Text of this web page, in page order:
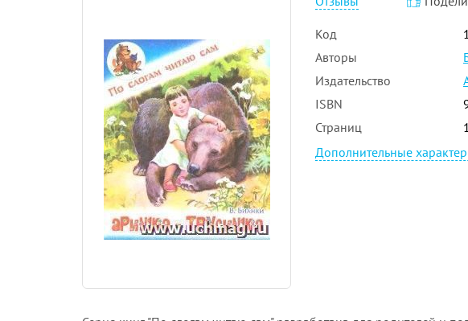
Код
Авторы
Издательство
ISBN
Страниц
Дополнительные